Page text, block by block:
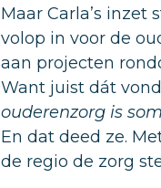
Maar Carla’s
volop in voor de
aan projecten
Want juist dát
ouderenzorg is
En dat deed ze.
de regio de zorg